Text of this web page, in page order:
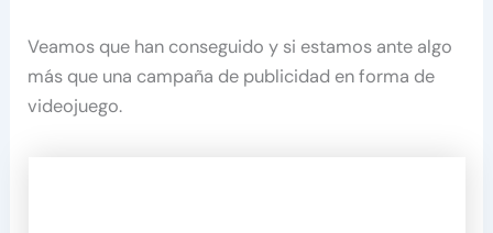
Veamos que han conseguido y si estamos ante algo
más que una campaña de publicidad en forma de
videojuego.